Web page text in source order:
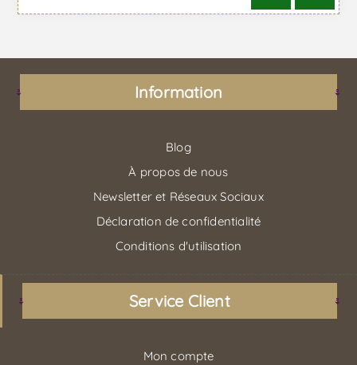
Information
Blog
À propos de nous
Newsletter et Réseaux Sociaux
Déclaration de confidentialité
Conditions d'utilisation
Service Client
Mon compte